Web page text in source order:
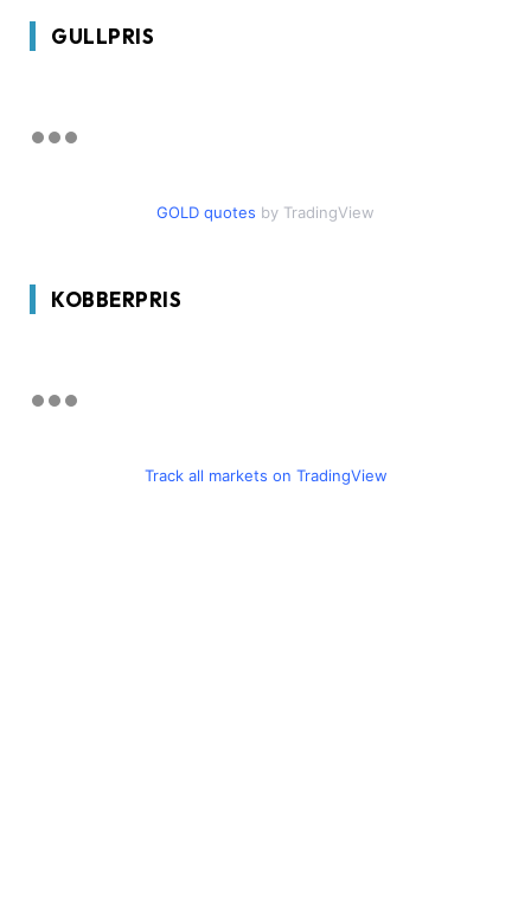
GULLPRIS
GOLD quotes by TradingView
KOBBERPRIS
Track all markets on TradingView